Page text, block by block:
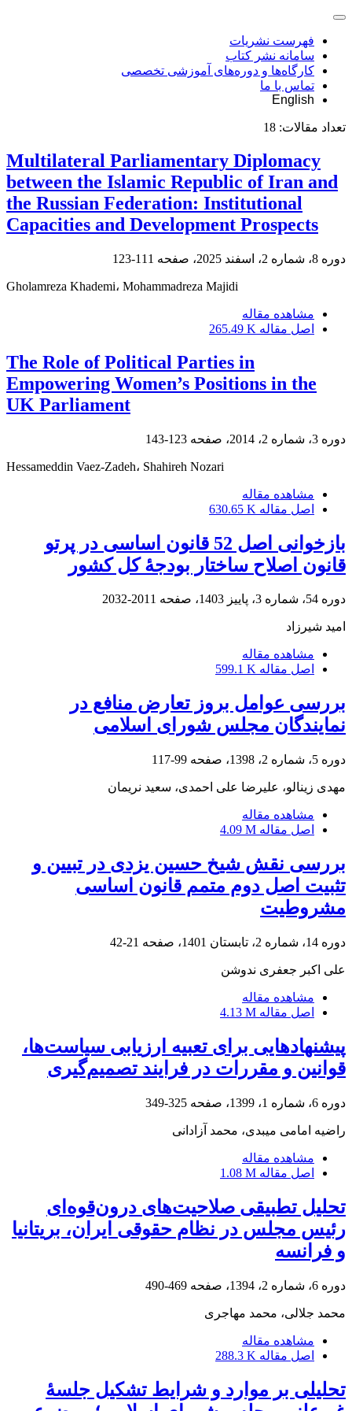
فهرست نشریات
سامانه نشر کتاب
کارگاه‌ها و دوره‌های آموزشی تخصصی
تماس با ما
English
تعداد مقالات: 18
Multilateral Parliamentary Diplomacy
between the Islamic Republic of Iran and
the Russian Federation: Institutional
Capacities and Development Prospects
دوره 8، شماره 2، اسفند 2025، صفحه 111-123
Gholamreza Khademi، Mohammadreza Majidi
مشاهده مقاله
اصل مقاله 265.49 K
The Role of Political Parties in
Empowering Women’s Positions in the
UK Parliament
دوره 3، شماره 2، 2014، صفحه 123-143
Hessameddin Vaez-Zadeh، Shahireh Nozari
مشاهده مقاله
اصل مقاله 630.65 K
بازخوانی اصل 52 قانون اساسی در پرتو
قانون اصلاح ساختار بودجۀ کل کشور
دوره 54، شماره 3، پاییز 1403، صفحه 2011-2032
امید شیرزاد
مشاهده مقاله
اصل مقاله 599.1 K
بررسی عوامل بروز تعارض منافع در
نمایندگان مجلس شورای اسلامی
دوره 5، شماره 2، 1398، صفحه 99-117
مهدی زینالو، علیرضا علی احمدی، سعید نریمان
مشاهده مقاله
اصل مقاله 4.09 M
بررسی نقش شیخ حسین یزدی در تبیین و
تثبیت اصل دوم متمم قانون اساسی
مشروطیت
دوره 14، شماره 2، تابستان 1401، صفحه 21-42
علی اکبر جعفری ندوشن
مشاهده مقاله
اصل مقاله 4.13 M
پیشنهاد‌هایی برای تعبیه ارزیابی سیاست‌ها،
قوانین و مقررات در فرایند تصمیم‌گیری
دوره 6، شماره 1، 1399، صفحه 325-349
راضیه امامی میبدی، محمد آزادانی
مشاهده مقاله
اصل مقاله 1.08 M
تحلیل تطبیقی صلاحیت‌های درون‌قوه‌ای
رئیس مجلس در نظام حقوقی ایران، بریتانیا
و فرانسه
دوره 6، شماره 2، 1394، صفحه 469-490
محمد جلالی، محمد مهاجری
مشاهده مقاله
اصل مقاله 288.3 K
تحلیلی بر موارد و شرایط تشکیل جلسۀ